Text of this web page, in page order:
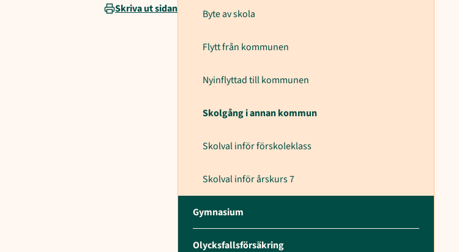
Skriva ut sidan Byte av skola
Flytt från kommunen
Nyinflyttad till kommunen
Skolgång i annan kommun
Skolval inför förskoleklass
Skolval inför årskurs 7
Gymnasium
Olycksfallsförsäkring